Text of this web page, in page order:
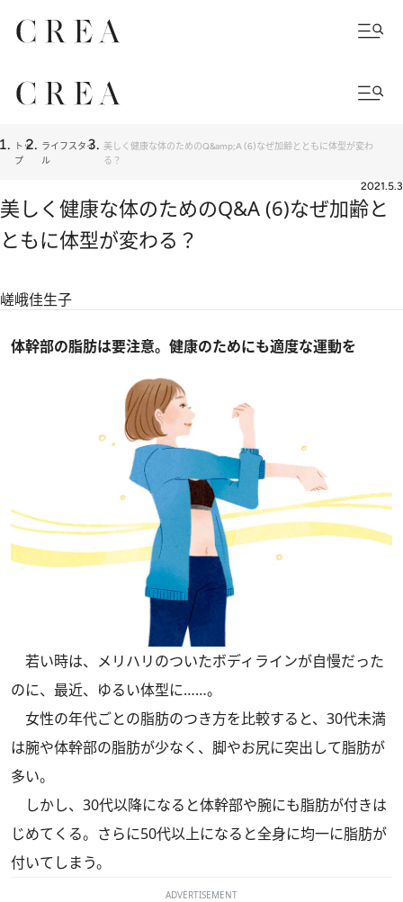
トッ
プ
ライフスタイ
ル
美しく健康な体のためのQ&amp;A (6)なぜ加齢とともに体型が変わ
る？
2021.5.3
美しく健康な体のためのQ&A (6)なぜ加齢と
ともに体型が変わる？
嵯峨佳生子
体幹部の脂肪は要注意。健康のためにも適度な運動を
若い時は、メリハリのついたボディラインが自慢だった
のに、最近、ゆるい体型に……。
女性の年代ごとの脂肪のつき方を比較すると、30代未満
は腕や体幹部の脂肪が少なく、脚やお尻に突出して脂肪が
多い。
しかし、30代以降になると体幹部や腕にも脂肪が付きは
じめてくる。さらに50代以上になると全身に均一に脂肪が
付いてしまう。
ADVERTISEMENT